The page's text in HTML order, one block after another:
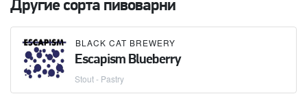
Другие сорта пивоварни
BLACK CAT BREWERY
Escapism Blueberry
Stout - Pastry